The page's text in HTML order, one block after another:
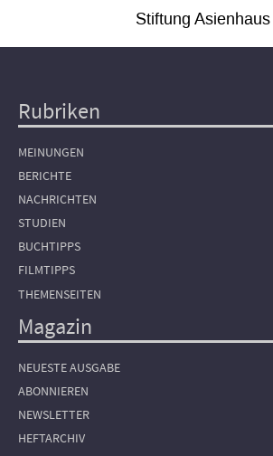
Stiftung Asienhaus
Hauptnavigation
Rubriken
MEINUNGEN
BERICHTE
NACHRICHTEN
STUDIEN
BUCHTIPPS
FILMTIPPS
THEMENSEITEN
Magazin
NEUESTE AUSGABE
ABONNIEREN
NEWSLETTER
HEFTARCHIV